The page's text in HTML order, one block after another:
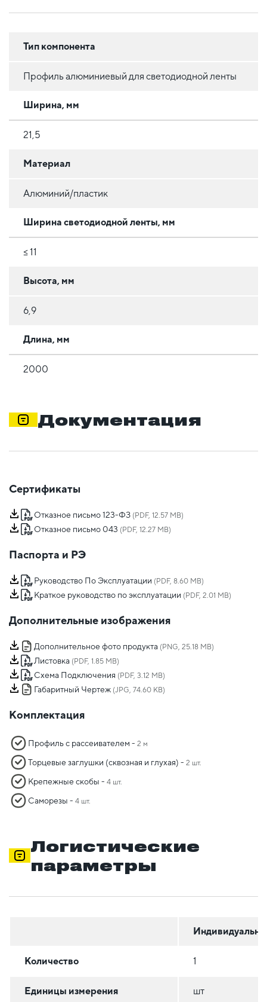
Тип компонента
Профиль алюминиевый для светодиодной ленты
Ширина, мм
21,5
Материал
Алюминий/пластик
Ширина светодиодной ленты, мм
≤ 11
Высота, мм
6,9
Длина, мм
2000
Документация
Сертификаты
Отказное письмо 123-ФЗ (PDF, 12.57 MB)
Отказное письмо 043 (PDF, 12.27 MB)
Паспорта и РЭ
Руководство По Эксплуатации (PDF, 8.60 MB)
Краткое руководство по эксплуатации (PDF, 2.01 MB)
Дополнительные изображения
Дополнительное фото продукта (PNG, 25.18 MB)
Листовка (PDF, 1.85 MB)
Схема Подключения (PDF, 3.12 MB)
Габаритный Чертеж (JPG, 74.60 KB)
Комплектация
Профиль с рассеивателем - 2 м
Торцевые заглушки (сквозная и глухая) - 2 шт.
Крепежные скобы - 4 шт.
Саморезы - 4 шт.
Логистические
параметры
Количество 1
Единицы измерения шт